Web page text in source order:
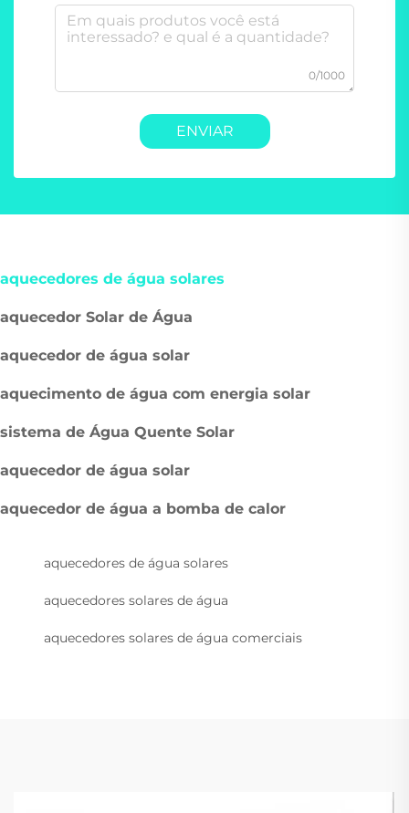
0/1000
ENVIAR
aquecedores de água solares
aquecedor Solar de Água
aquecedor de água solar
aquecimento de água com energia solar
sistema de Água Quente Solar
aquecedor de água solar
aquecedor de água a bomba de calor
aquecedores de água solares
aquecedores solares de água
aquecedores solares de água comerciais